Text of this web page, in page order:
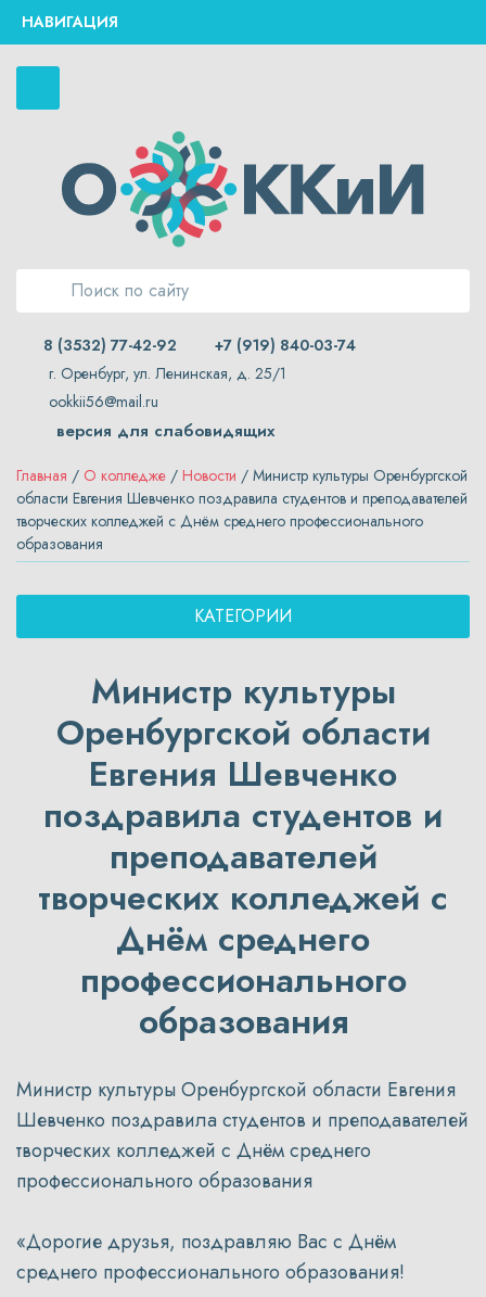
НАВИГАЦИЯ
8 (3532) 77-42-92
+7 (919) 840-03-74
г. Оренбург, ул. Ленинская, д. 25/1
ookkii56@mail.ru
версия для слабовидящих
Главная / О колледже / Новости / Министр культуры Оренбургской
области Евгения Шевченко поздравила студентов и преподавателей
творческих колледжей с Днём среднего профессионального
образования
КАТЕГОРИИ
Министр культуры
Оренбургской области
Евгения Шевченко
поздравила студентов и
преподавателей
творческих колледжей с
Днём среднего
профессионального
образования
Министр культуры Оренбургской области Евгения
Шевченко поздравила студентов и преподавателей
творческих колледжей с Днём среднего
профессионального образования
«Дорогие друзья, поздравляю Вас с Днём
среднего профессионального образования!